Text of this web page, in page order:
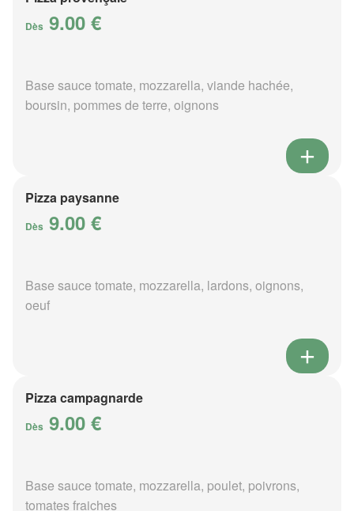
Dès 9.00 €
Base sauce tomate, mozzarella, viande hachée,
boursin, pommes de terre, oignons
Pizza paysanne
Dès 9.00 €
Base sauce tomate, mozzarella, lardons, oignons,
oeuf
Pizza campagnarde
Dès 9.00 €
Base sauce tomate, mozzarella, poulet, poivrons,
tomates fraiches